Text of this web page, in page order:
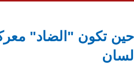
حين تكون "الضاد"
لسان